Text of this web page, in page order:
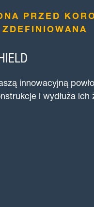
PRZED
ZDEFINIOWANA
innowacyjną
i wydłuża ich